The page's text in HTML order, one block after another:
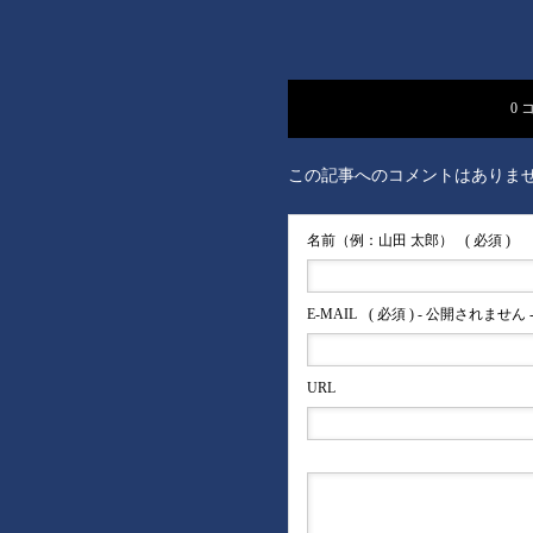
0
この記事へのコメントはありま
名前（例：山田 太郎） ( 必須 )
E-MAIL ( 必須 ) - 公開されません -
URL